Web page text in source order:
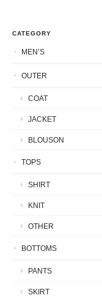
CATEGORY
MEN’S
OUTER
COAT
JACKET
BLOUSON
TOPS
SHIRT
KNIT
OTHER
BOTTOMS
PANTS
SKIRT